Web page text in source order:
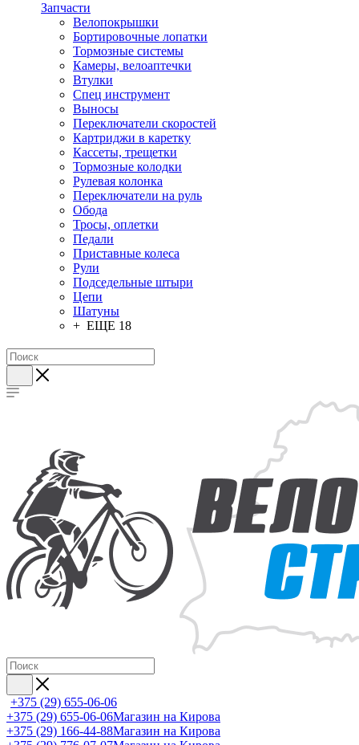
Запчасти
Велопокрышки
Бортировочные лопатки
Тормозные системы
Камеры, велоаптечки
Втулки
Спец инструмент
Выносы
Переключатели скоростей
Картриджи в каретку
Кассеты, трещетки
Тормозные колодки
Рулевая колонка
Переключатели на руль
Обода
Тросы, оплетки
Педали
Приставные колеса
Рули
Подседельные штыри
Цепи
Шатуны
+ ЕЩЕ 18
+375 (29) 655-06-06
+375 (29) 655-06-06Магазин на Кирова
+375 (29) 166-44-88Магазин на Кирова